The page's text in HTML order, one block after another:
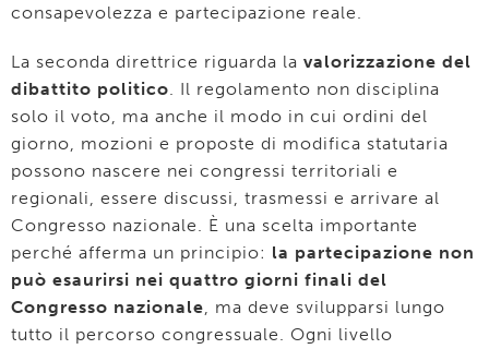
consapevolezza e partecipazione reale.
La seconda direttrice riguarda la valorizzazione del
dibattito politico . Il regolamento non disciplina
solo il voto, ma anche il modo in cui ordini del
giorno, mozioni e proposte di modifica statutaria
possono nascere nei congressi territoriali e
regionali, essere discussi, trasmessi e arrivare al
Congresso nazionale. È una scelta importante
perché afferma un principio: la partecipazione non
può esaurirsi nei quattro giorni finali del
Congresso nazionale , ma deve svilupparsi lungo
tutto il percorso congressuale. Ogni livello